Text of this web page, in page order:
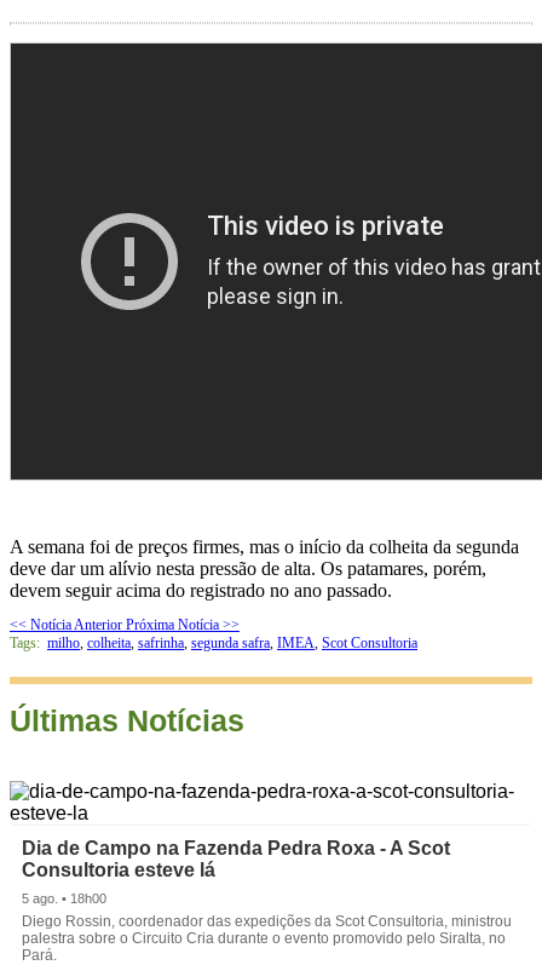
A semana foi de preços firmes, mas o início da colheita da segunda
deve dar um alívio nesta pressão de alta. Os patamares, porém,
devem seguir acima do registrado no ano passado.
<< Notícia Anterior Próxima Notícia >>
Tags: milho, colheita, safrinha, segunda safra, IMEA, Scot Consultoria
Últimas Notícias
Dia de Campo na Fazenda Pedra Roxa - A Scot
Consultoria esteve lá
5 ago. • 18h00
Diego Rossin, coordenador das expedições da Scot Consultoria, ministrou
palestra sobre o Circuito Cria durante o evento promovido pelo Siralta, no
Pará.